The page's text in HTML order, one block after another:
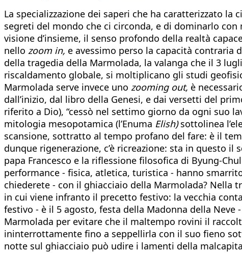
La specializzazione dei saperi che ha caratterizzato
segreti del mondo che ci circonda, e di dominarlo
visione d’insieme, il senso profondo della realtà
nello zoom in, e avessimo perso la capacità contraria
della tragedia della Marmolada, la valanga che il 3
riscaldamento globale, si moltiplicano gli studi
Marmolada serve invece uno zooming out, è
dall’inizio, dal libro della Genesi, e dai versetti del
riferito a Dio), “cessò nel settimo giorno da ogni suo
mitologia mesopotamica (l’Enuma Elish)sottolinea
scansione, sottratto al tempo profano del fare: è il
dunque rigenerazione, c’è ricreazione: sta in questo
papa Francesco e la riflessione filosofica di Byung-
performance - fisica, atletica, turistica - hanno
chiederete - con il ghiacciaio della Marmolada?
in cui viene infranto il precetto festivo: la vecchia
festivo - è il 5 agosto, festa della Madonna della Neve
Marmolada per evitare che il maltempo rovini il
ininterrottamente fino a seppellirla con il suo fieno
notte sul ghiacciaio può udire i lamenti della